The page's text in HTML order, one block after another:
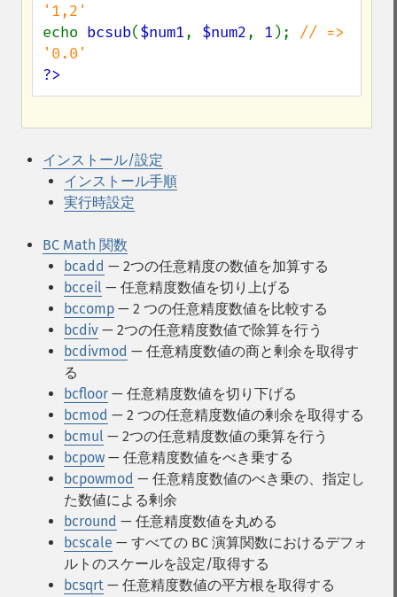
echo bcsub($num1, $num2, 1 ); // =>
?>
インストール/設定
インストール手順
実行時設定
BC Math 関数
bcadd — 2つの任意精度の数値を加算する
bcceil — 任意精度数値を切り上げる
bccomp — 2 つの任意精度数値を比較する
bcdiv — 2つの任意精度数値で除算を行う
bcdivmod — 任意精度数値の商と剰余を取得す
る
bcfloor — 任意精度数値を切り下げる
bcmod — 2 つの任意精度数値の剰余を取得する
bcmul — 2つの任意精度数値の乗算を行う
bcpow — 任意精度数値をべき乗する
bcpowmod — 任意精度数値のべき乗の、指定し
た数値による剰余
bcround — 任意精度数値を丸める
bcscale — すべての BC 演算関数におけるデフォ
ルトのスケールを設定/取得する
bcsqrt — 任意精度数値の平方根を取得する